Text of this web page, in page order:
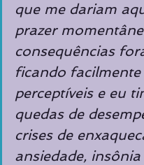
que me dariam
prazer
consequências
ficando facilmente
perceptíveis e eu
quedas de
crises de
ansiedade, insônia